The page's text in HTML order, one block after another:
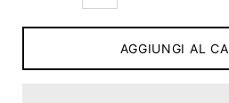
AGGIUNGI AL